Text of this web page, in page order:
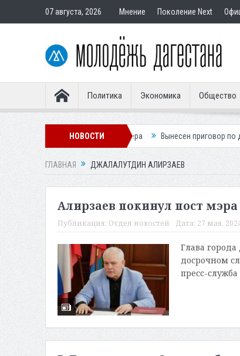
07 августа, 2026 Мнение Поколение Next
Политика Экономика Общество
НОВОСТИ
легионера Вынесен приговор по делу о
ГЛАВНАЯ ДЖАЛАЛУТДИН АЛИРЗАЕВ
Алирзаев покинул пост
Публикация: Отдел новостей Дата: 27 мая,
Глава
досрочном
пресс-